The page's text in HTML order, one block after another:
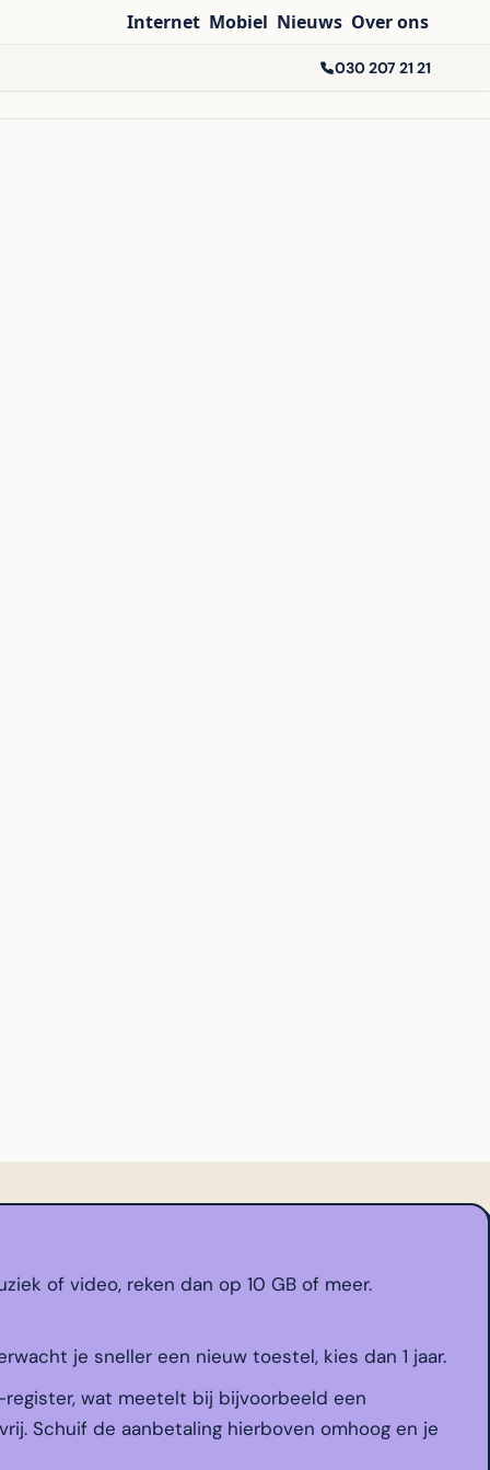
Internet Mobiel Nieuws Over ons
030 207 21 21
of video, reken dan op 10 GB of meer.
je sneller een nieuw toestel, kies dan 1 jaar.
wat meetelt bij bijvoorbeeld een
Schuif de aanbetaling hierboven omhoog en je